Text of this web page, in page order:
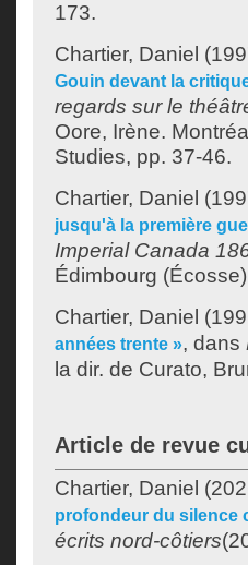
173.
Chartier, Daniel
Gouin devant la
regards sur le
Oore, Irène.
Studies, pp. 37-46.
Chartier, Daniel
jusqu'à la première
Imperial Canada
Édimbourg
Chartier, Daniel
années trente », dans
la dir. de Curato,
Article de revue
Chartier, Daniel
profondeur du silence
écrits nord-côtiers